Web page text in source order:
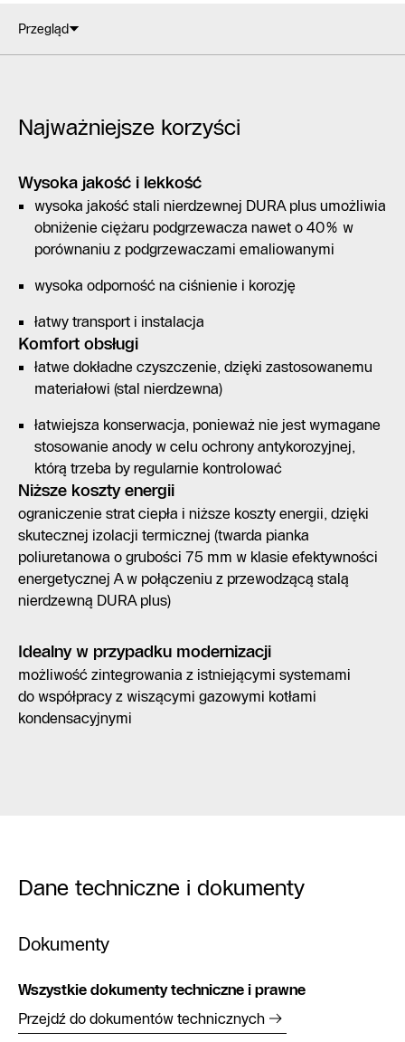
Przegląd
Najważniejsze korzyści
Wysoka jakość i lekkość
wysoka jakość stali nierdzewnej DURA plus umożliwia
obniżenie ciężaru podgrzewacza nawet o 40% w
porównaniu z podgrzewaczami emaliowanymi
wysoka odporność na ciśnienie i korozję
łatwy transport i instalacja
Komfort obsługi
łatwe dokładne czyszczenie, dzięki zastosowanemu
materiałowi (stal nierdzewna)
łatwiejsza konserwacja, ponieważ nie jest wymagane
stosowanie anody w celu ochrony antykorozyjnej,
którą trzeba by regularnie kontrolować
Niższe koszty energii
ograniczenie strat ciepła i niższe koszty energii, dzięki
skutecznej izolacji termicznej (twarda pianka
poliuretanowa o grubości 75 mm w klasie efektywności
energetycznej A w połączeniu z przewodzącą stalą
nierdzewną DURA plus)
Idealny w przypadku modernizacji
możliwość zintegrowania z istniejącymi systemami
do współpracy z wiszącymi gazowymi kotłami
kondensacyjnymi
Dane techniczne i dokumenty
Dokumenty
Wszystkie dokumenty techniczne i prawne
Przejdź do dokumentów technicznych